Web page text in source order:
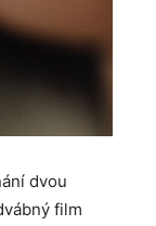
dvou
film